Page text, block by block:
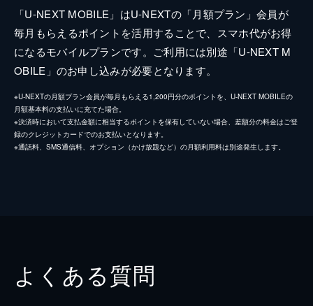
「U-NEXT MOBILE」はU-NEXTの「月額プラン」会員が
毎月もらえるポイントを活用することで、スマホ代がお得
になるモバイルプランです。ご利用には別途「U-NEXT M
OBILE」のお申し込みが必要となります。
※U-NEXTの月額プラン会員が毎月もらえる1,200円分のポイントを、U-NEXT MOBILEの
月額基本料の支払いに充てた場合。
※決済時において支払金額に相当するポイントを保有していない場合、差額分の料金はご登
録のクレジットカードでのお支払いとなります。
※通話料、SMS通信料、オプション（かけ放題など）の月額利用料は別途発生します。
よくある質問